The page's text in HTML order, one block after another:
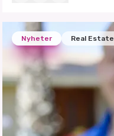
Nyheter Real Estate